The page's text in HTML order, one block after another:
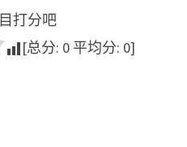
打分吧
[总分: 0 平均分: 0]